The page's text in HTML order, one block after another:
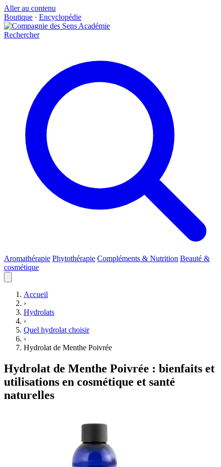
Aller au contenu
Boutique · Encyclopédie
Rechercher
Aromathérapie Phytothérapie Compléments & Nutrition Beauté &
cosmétique
Accueil
›
Hydrolats
›
Quel hydrolat choisir
›
Hydrolat de Menthe Poivrée
Hydrolat de Menthe Poivrée : bienfaits et
utilisations en cosmétique et santé
naturelles